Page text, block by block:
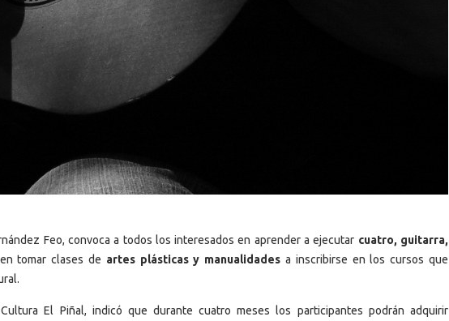
Feo, convoca a todos los interesados en aprender a ejecutar cuatro, guitarra,
tomar clases de artes plásticas y manualidades a inscribirse en los cursos que
El Piñal, indicó que durante cuatro meses los participantes podrán adquirir